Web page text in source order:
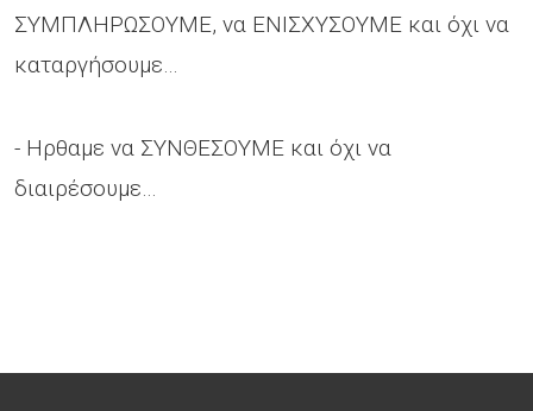
ΣΥΜΠΛΗΡΩΣΟΥΜΕ, να ΕΝΙΣΧΥΣΟΥΜΕ και όχι να
καταργήσουμε…
- Ηρθαμε να ΣΥΝΘΕΣΟΥΜΕ και όχι να
διαιρέσουμε…